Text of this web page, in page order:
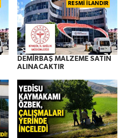
RESMİ İLANDIR
DEMİRBAŞ MALZEME SATIN
ALINACAKTIR